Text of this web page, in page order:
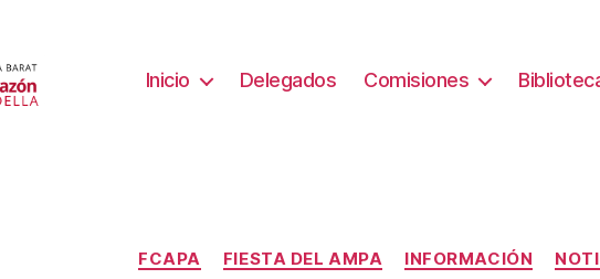
Inicio Delegados Comisiones
Categorías
FCAPA FIESTA DEL AMPA INFORMACIÓN